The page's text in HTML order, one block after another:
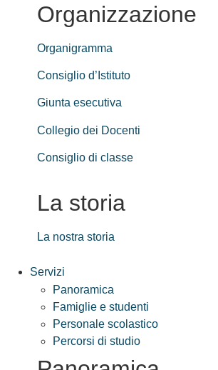
Organizzazione
Organigramma
Consiglio d’Istituto
Giunta esecutiva
Collegio dei Docenti
Consiglio di classe
La storia
La nostra storia
Servizi
Panoramica
Famiglie e studenti
Personale scolastico
Percorsi di studio